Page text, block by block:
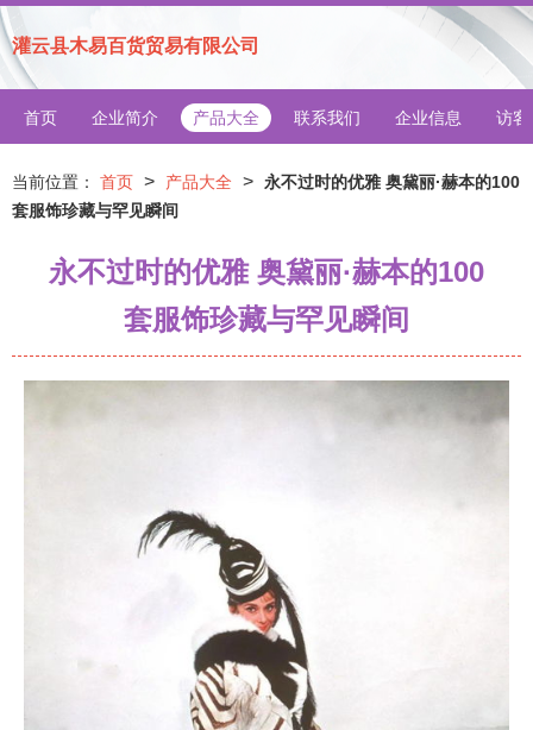
灌云县木易百货贸易有限公司
首页 企业简介 产品大全 联系我们 企业信息 访客
当前位置： 首页 > 产品大全 > 永不过时的优雅 奥黛丽·赫本的100
套服饰珍藏与罕见瞬间
永不过时的优雅 奥黛丽·赫本的100
套服饰珍藏与罕见瞬间